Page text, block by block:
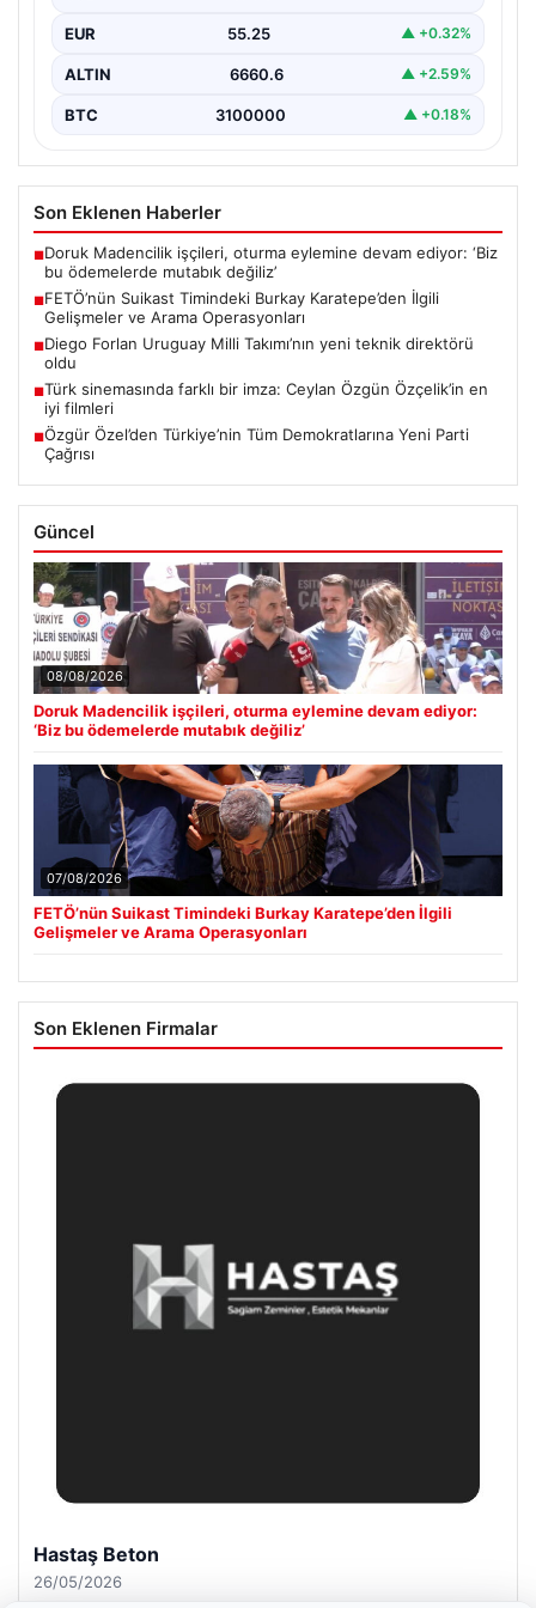
planında yer…
EUR 55.25 ▲ +0.32%
ALTIN 6660.6 ▲ +2.59%
BTC 3100000 ▲ +0.18%
Son Eklenen Haberler
■Doruk Madencilik işçileri, oturma eylemine devam ediyor: ‘Biz
bu ödemelerde mutabık değiliz’
■FETÖ’nün Suikast Timindeki Burkay Karatepe’den İlgili
Gelişmeler ve Arama Operasyonları
■Diego Forlan Uruguay Milli Takımı’nın yeni teknik direktörü
oldu
■Türk sinemasında farklı bir imza: Ceylan Özgün Özçelik’in en
iyi filmleri
■Özgür Özel’den Türkiye’nin Tüm Demokratlarına Yeni Parti
Çağrısı
Güncel
08/08/2026
Doruk Madencilik işçileri, oturma eylemine devam ediyor:
‘Biz bu ödemelerde mutabık değiliz’
07/08/2026
FETÖ’nün Suikast Timindeki Burkay Karatepe’den İlgili
Gelişmeler ve Arama Operasyonları
Son Eklenen Firmalar
Prenses Night Club
29/04/2026